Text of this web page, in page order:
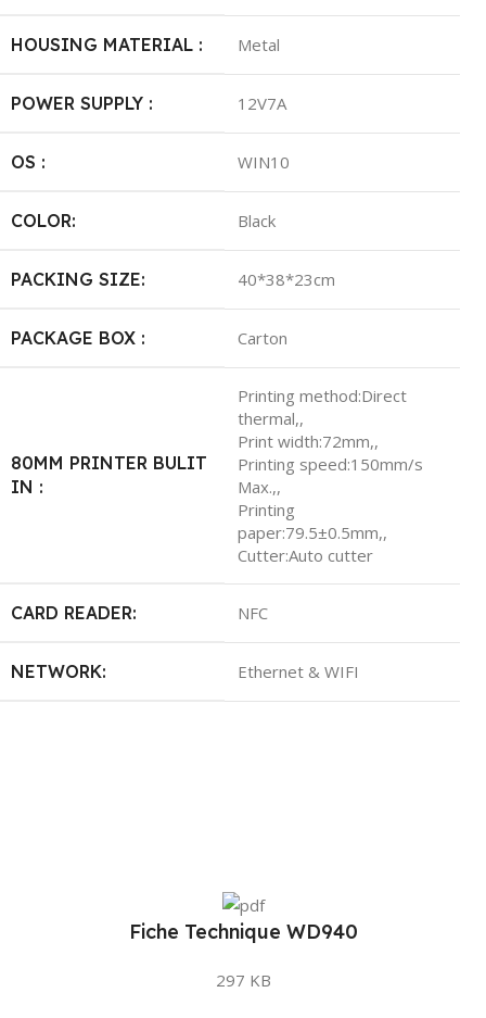
HOUSING MATERIAL : Metal
POWER SUPPLY : 12V7A
OS : WIN10
COLOR: Black
PACKING SIZE: 40*38*23cm
PACKAGE BOX : Carton
80MM PRINTER BULIT
IN :
Printing method:Direct
thermal,,
Print width:72mm,,
Printing speed:150mm/s
Max.,,
Printing
paper:79.5±0.5mm,,
Cutter:Auto cutter
CARD READER: NFC
NETWORK: Ethernet & WIFI
Fiche Technique WD940
297 KB